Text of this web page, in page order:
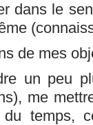
dans le
de mes
un peu
me
temps,